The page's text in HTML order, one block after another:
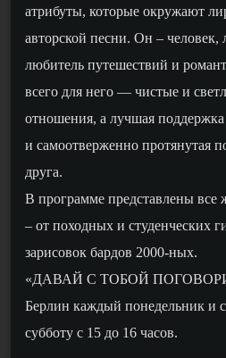
атрибуты, которые окружают
авторской песни. Он – человек,
любитель путешествий и
всего для него — чистые и
отношения, а лучшая
и самоотверженно протянутая
друга.
В программе представлены все
– от походных и студенческих
зарисовок бардов 2000-ных.
«ДАВАЙ С ТОБОЙ
Берлин каждый понедельник и
субботу с 15 до 16 часов.